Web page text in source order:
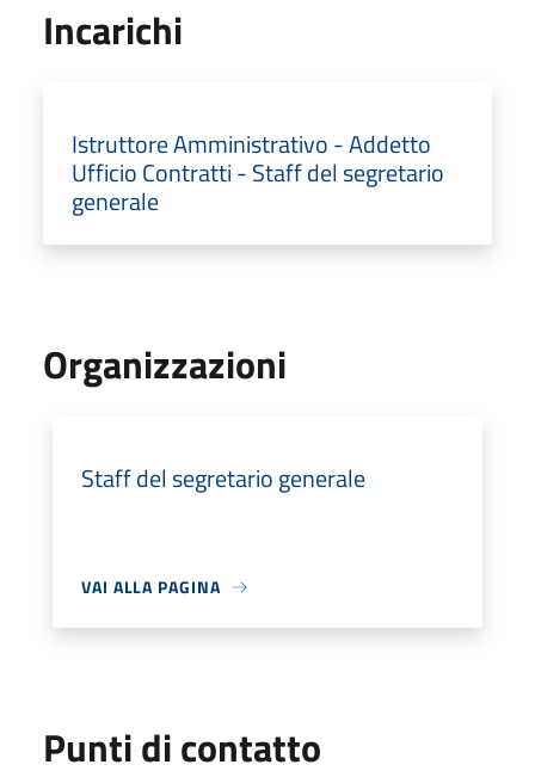
Incarichi
Istruttore Amministrativo - Addetto
Ufficio Contratti - Staff del segretario
generale
Organizzazioni
Staff del segretario generale
VAI ALLA PAGINA
Punti di contatto